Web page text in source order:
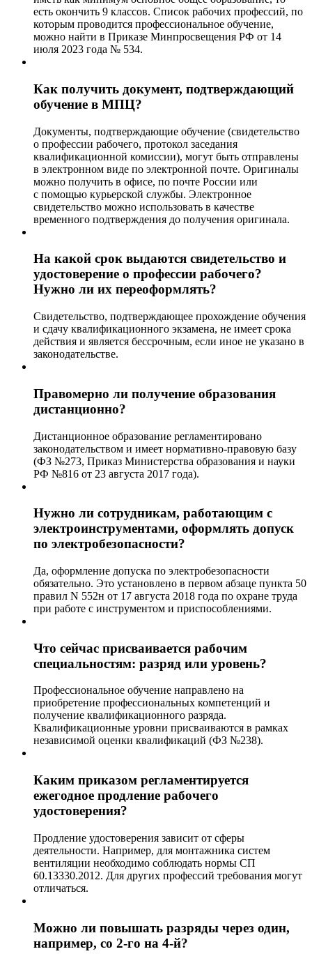
есть окончить 9 классов. Список рабочих профессий, по
которым проводится профессиональное обучение,
можно найти в Приказе Минпросвещения РФ от 14
июля 2023 года № 534.
Как получить документ, подтверждающий
обучение в МПЦ?
Документы, подтверждающие обучение (свидетельство
о профессии рабочего, протокол заседания
квалификационной комиссии), могут быть отправлены
в электронном виде по электронной почте. Оригиналы
можно получить в офисе, по почте России или
с помощью курьерской службы. Электронное
свидетельство можно использовать в качестве
временного подтверждения до получения оригинала.
На какой срок выдаются свидетельство и
удостоверение о профессии рабочего?
Нужно ли их переоформлять?
Свидетельство, подтверждающее прохождение обучения
и сдачу квалификационного экзамена, не имеет срока
действия и является бессрочным, если иное не указано в
законодательстве.
Правомерно ли получение образования
дистанционно?
Дистанционное образование регламентировано
законодательством и имеет нормативно-правовую базу
(ФЗ №273, Приказ Министерства образования и науки
РФ №816 от 23 августа 2017 года).
Нужно ли сотрудникам, работающим с
электроинструментами, оформлять допуск
по электробезопасности?
Да, оформление допуска по электробезопасности
обязательно. Это установлено в первом абзаце пункта 50
правил N 552н от 17 августа 2018 года по охране труда
при работе с инструментом и приспособлениями.
Что сейчас присваивается рабочим
специальностям: разряд или уровень?
Профессиональное обучение направлено на
приобретение профессиональных компетенций и
получение квалификационного разряда.
Квалификационные уровни присваиваются в рамках
независимой оценки квалификаций (ФЗ №238).
Каким приказом регламентируется
ежегодное продление рабочего
удостоверения?
Продление удостоверения зависит от сферы
деятельности. Например, для монтажника систем
вентиляции необходимо соблюдать нормы СП
60.13330.2012. Для других профессий требования могут
отличаться.
Можно ли повышать разряды через один,
например, со 2-го на 4-й?